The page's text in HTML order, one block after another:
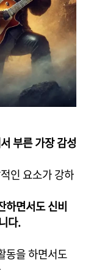
부른 가장 감성
인 요소가 강하
하면서도 신비
다.
동을 하면서도